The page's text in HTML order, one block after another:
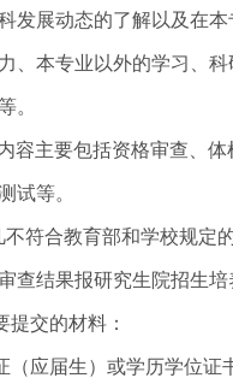
发展动态的了解以及在
、本专业以外的学习、
。
容主要包括资格审查、体
试等。
不符合教育部和学校规定
查结果报研究生院招生培
提交的材料：
（应届生） 或学历学位证